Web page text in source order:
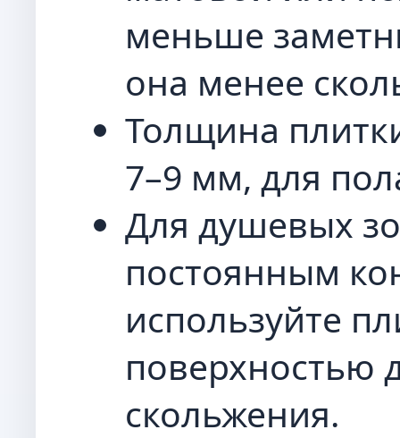
меньше
она менее
Толщина
7–9 мм, для
Для душевых
постоянным
используйте
поверхностью
скольжения.